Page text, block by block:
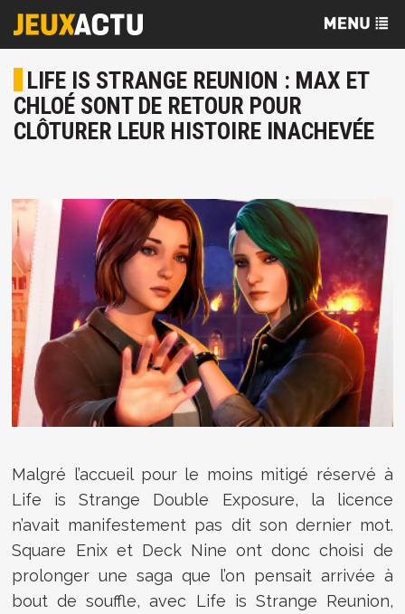
LIFE IS STRANGE REUNION : MAX ET
CHLOÉ SONT DE RETOUR POUR
CLÔTURER LEUR HISTOIRE INACHEVÉE
Malgré l’accueil pour le moins mitigé réservé à
Life is Strange Double Exposure, la licence
n’avait manifestement pas dit son dernier mot.
Square Enix et Deck Nine ont donc choisi de
prolonger une saga que l’on pensait arrivée à
bout de souffle, avec Life is Strange Reunion,